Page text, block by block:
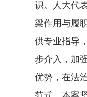
识。人大代
梁作用与履
供专业指导
步介入，加
优势，在法